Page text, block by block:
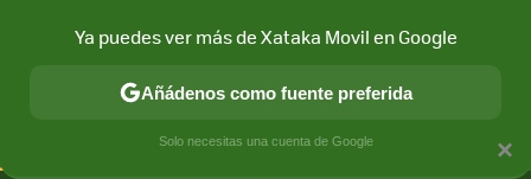
CONECTIVIDAD MÓVIL Y SOCIEDAD APLICACIONES
×
Ya puedes ver más de Xataka Movil en Google
Añádenos como fuente preferida
Solo necesitas una cuenta de Google